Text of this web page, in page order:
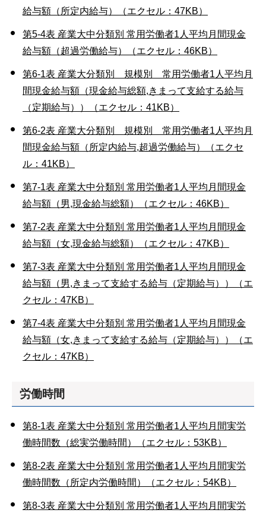
給与額（所定内給与）（エクセル：47KB）
第5-4表 産業大中分類別 常用労働者1人平均月間現金
給与額（超過労働給与）（エクセル：46KB）
第6-1表 産業大分類別 規模別 常用労働者1人平均月
間現金給与額（現金給与総額,きまって支給する給与
（定期給与））（エクセル：41KB）
第6-2表 産業大分類別 規模別 常用労働者1人平均月
間現金給与額（所定内給与,超過労働給与）（エクセ
ル：41KB）
第7-1表 産業大中分類別 常用労働者1人平均月間現金
給与額（男,現金給与総額）（エクセル：46KB）
第7-2表 産業大中分類別 常用労働者1人平均月間現金
給与額（女,現金給与総額）（エクセル：47KB）
第7-3表 産業大中分類別 常用労働者1人平均月間現金
給与額（男,きまって支給する給与（定期給与））（エ
クセル：47KB）
第7-4表 産業大中分類別 常用労働者1人平均月間現金
給与額（女,きまって支給する給与（定期給与））（エ
クセル：47KB）
労働時間
第8-1表 産業大中分類別 常用労働者1人平均月間実労
働時間数（総実労働時間）（エクセル：53KB）
第8-2表 産業大中分類別 常用労働者1人平均月間実労
働時間数（所定内労働時間）（エクセル：54KB）
第8-3表 産業大中分類別 常用労働者1人平均月間実労